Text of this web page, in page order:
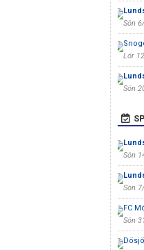
Sön
Lör
Sön
Sön
Sön
FC
Sön